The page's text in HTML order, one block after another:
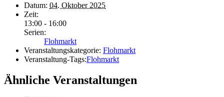
Datum: 04. Oktober 2025
Zeit:
13:00 - 16:00
Serien:
Flohmarkt
Veranstaltungskategorie: Flohmarkt
Veranstaltung-Tags:Flohmarkt
Ähnliche Veranstaltungen